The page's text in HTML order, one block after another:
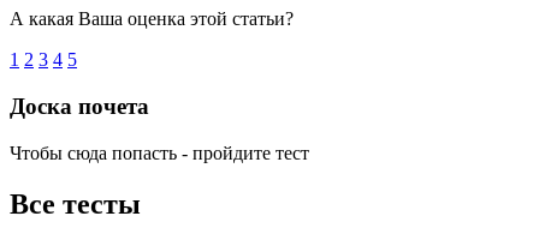
А какая Ваша оценка этой статьи?
1 2 3 4 5
Доска почета
Чтобы сюда попасть - пройдите тест
Все тесты